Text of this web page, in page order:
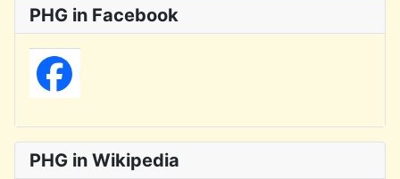
PHG in Facebook
PHG in Wikipedia